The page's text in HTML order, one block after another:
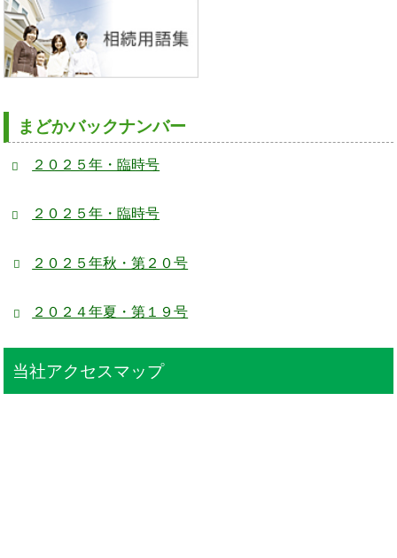
まどかバックナンバー
２０２５年・臨時号
２０２５年・臨時号
２０２５年秋・第２０号
２０２４年夏・第１９号
当社アクセスマップ